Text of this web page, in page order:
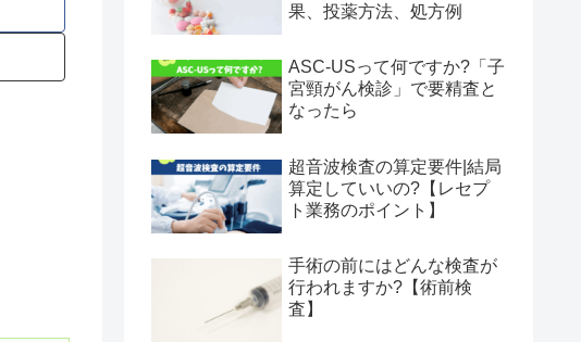
果、投薬方法、処方例
ASC-USって何ですか?「子
宮頸がん検診」で要精査と
なったら
超音波検査の算定要件|結局
算定していいの?【レセプ
ト業務のポイント】
手術の前にはどんな検査が
行われますか?【術前検
査】